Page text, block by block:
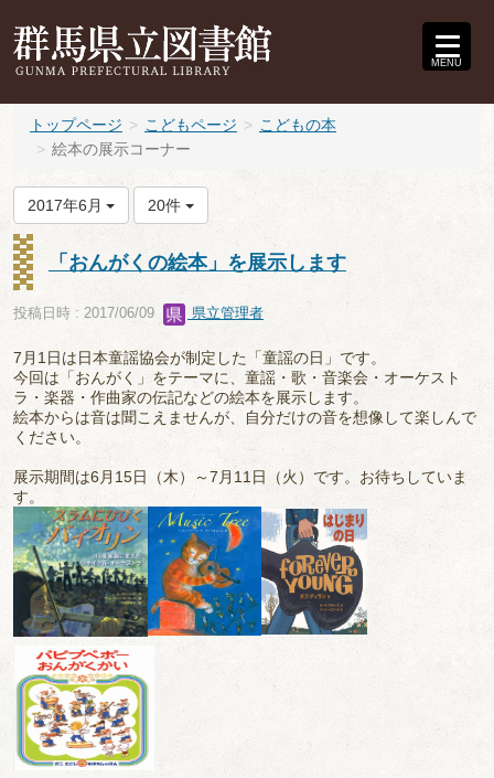
MENU
トップページ こどもページ
こどもの本
絵本の展示コーナー
2017年6月 20件
「おんがくの絵本」を展示します
投稿日時 : 2017/06/09 県立管理者
7月1日は日本童謡協会が制定した「童謡の日」です。
今回は「おんがく」をテーマに、童謡・歌・音楽会・オーケスト
ラ・楽器・作曲家の伝記などの絵本を展示します。
絵本からは音は聞こえませんが、自分だけの音を想像して楽しんで
ください。
展示期間は6月15日（木）～7月11日（火）です。お待ちしていま
す。